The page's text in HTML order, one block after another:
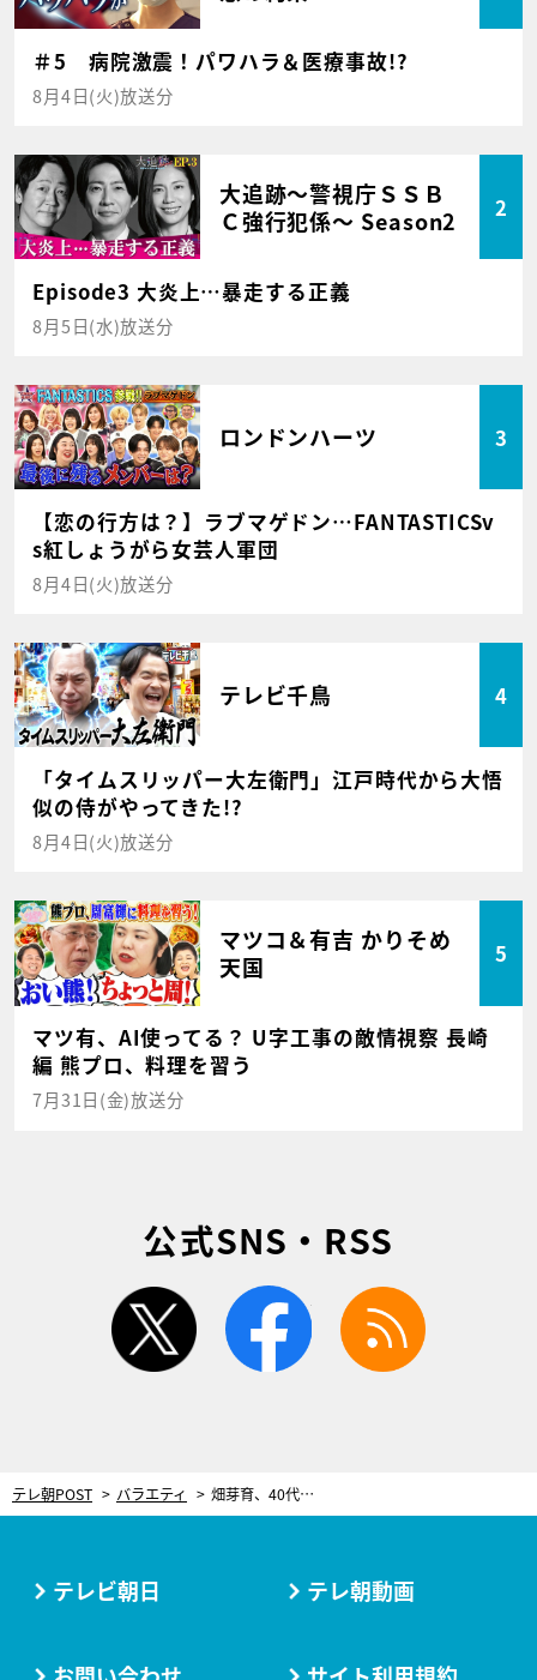
＃5 病院激震！パワハラ＆医療事故!?
8月4日(火)放送分
大追跡～警視庁ＳＳＢ
Ｃ強行犯係～ Season2
2
Episode3 大炎上…暴走する正義
8月5日(水)放送分
ロンドンハーツ 3
【恋の行方は？】ラブマゲドン…FANTASTICSv
s紅しょうがら女芸人軍団
8月4日(火)放送分
テレビ千鳥 4
「タイムスリッパー大左衛門」江戸時代から大悟
似の侍がやってきた!?
8月4日(火)放送分
マツコ＆有吉 かりそめ
天国
5
マツ有、AI使ってる？ U字工事の敵情視察 長崎
編 熊プロ、料理を習う
7月31日(金)放送分
公式SNS・RSS
twitter facebook
テレ朝POST バラエティ 畑芽育、40代売れっ子芸人の“ラブレター”に大絶叫！キザ全開の内容に「怖い怖い怖い」
テレビ朝日 テレ朝動画